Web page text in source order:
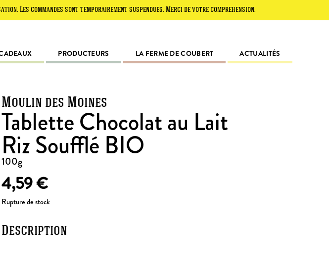
sont temporairement suspendues. Merci de votre compréhension.
PRODUCTEURS LA FERME DE COUBERT ACTUALITÉS
Moulin des Moines
Tablette Chocolat au Lait
Riz Soufflé BIO
100g
4,59€
Rupture de stock
Description